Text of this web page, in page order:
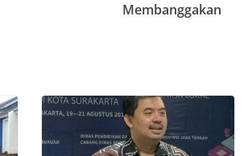
Membanggakan